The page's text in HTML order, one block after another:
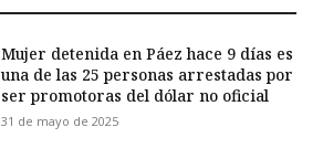
Mujer detenida en Páez hace 9 días es
una de las 25 personas arrestadas por
ser promotoras del dólar no oficial
31 de mayo de 2025